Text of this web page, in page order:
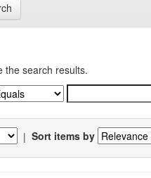
the search results.
| Sort items by